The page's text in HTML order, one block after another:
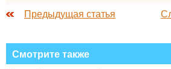
Предыдущая статья
Смотрите также